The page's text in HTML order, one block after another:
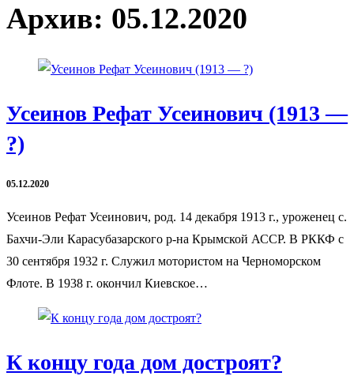
Архив: 05.12.2020
Усеинов Рефат Усеинович (1913 —
?)
05.12.2020
Усеинов Рефат Усеинович, род. 14 декабря 1913 г., уроженец с.
Бахчи-Эли Карасубазарского р-на Крымской АССР. В РККФ с
30 сентября 1932 г. Служил мотористом на Черноморском
Флоте. В 1938 г. окончил Киевское…
К концу года дом достроят?